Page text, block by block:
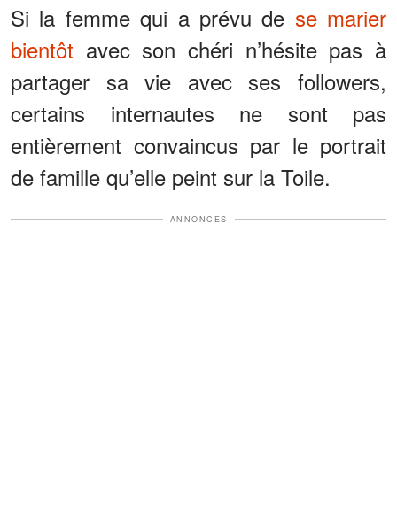
Si la femme qui a prévu de se marier
bientôt avec son chéri n’hésite pas à
partager sa vie avec ses followers,
certains internautes ne sont pas
entièrement convaincus par le portrait
de famille qu’elle peint sur la Toile.
ANNONCES